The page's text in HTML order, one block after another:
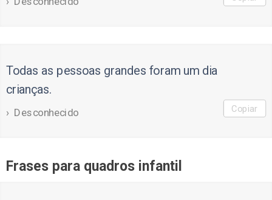
Todas as pessoas grandes foram um dia
crianças.
Desconhecido Copiar
Frases para quadros infantil